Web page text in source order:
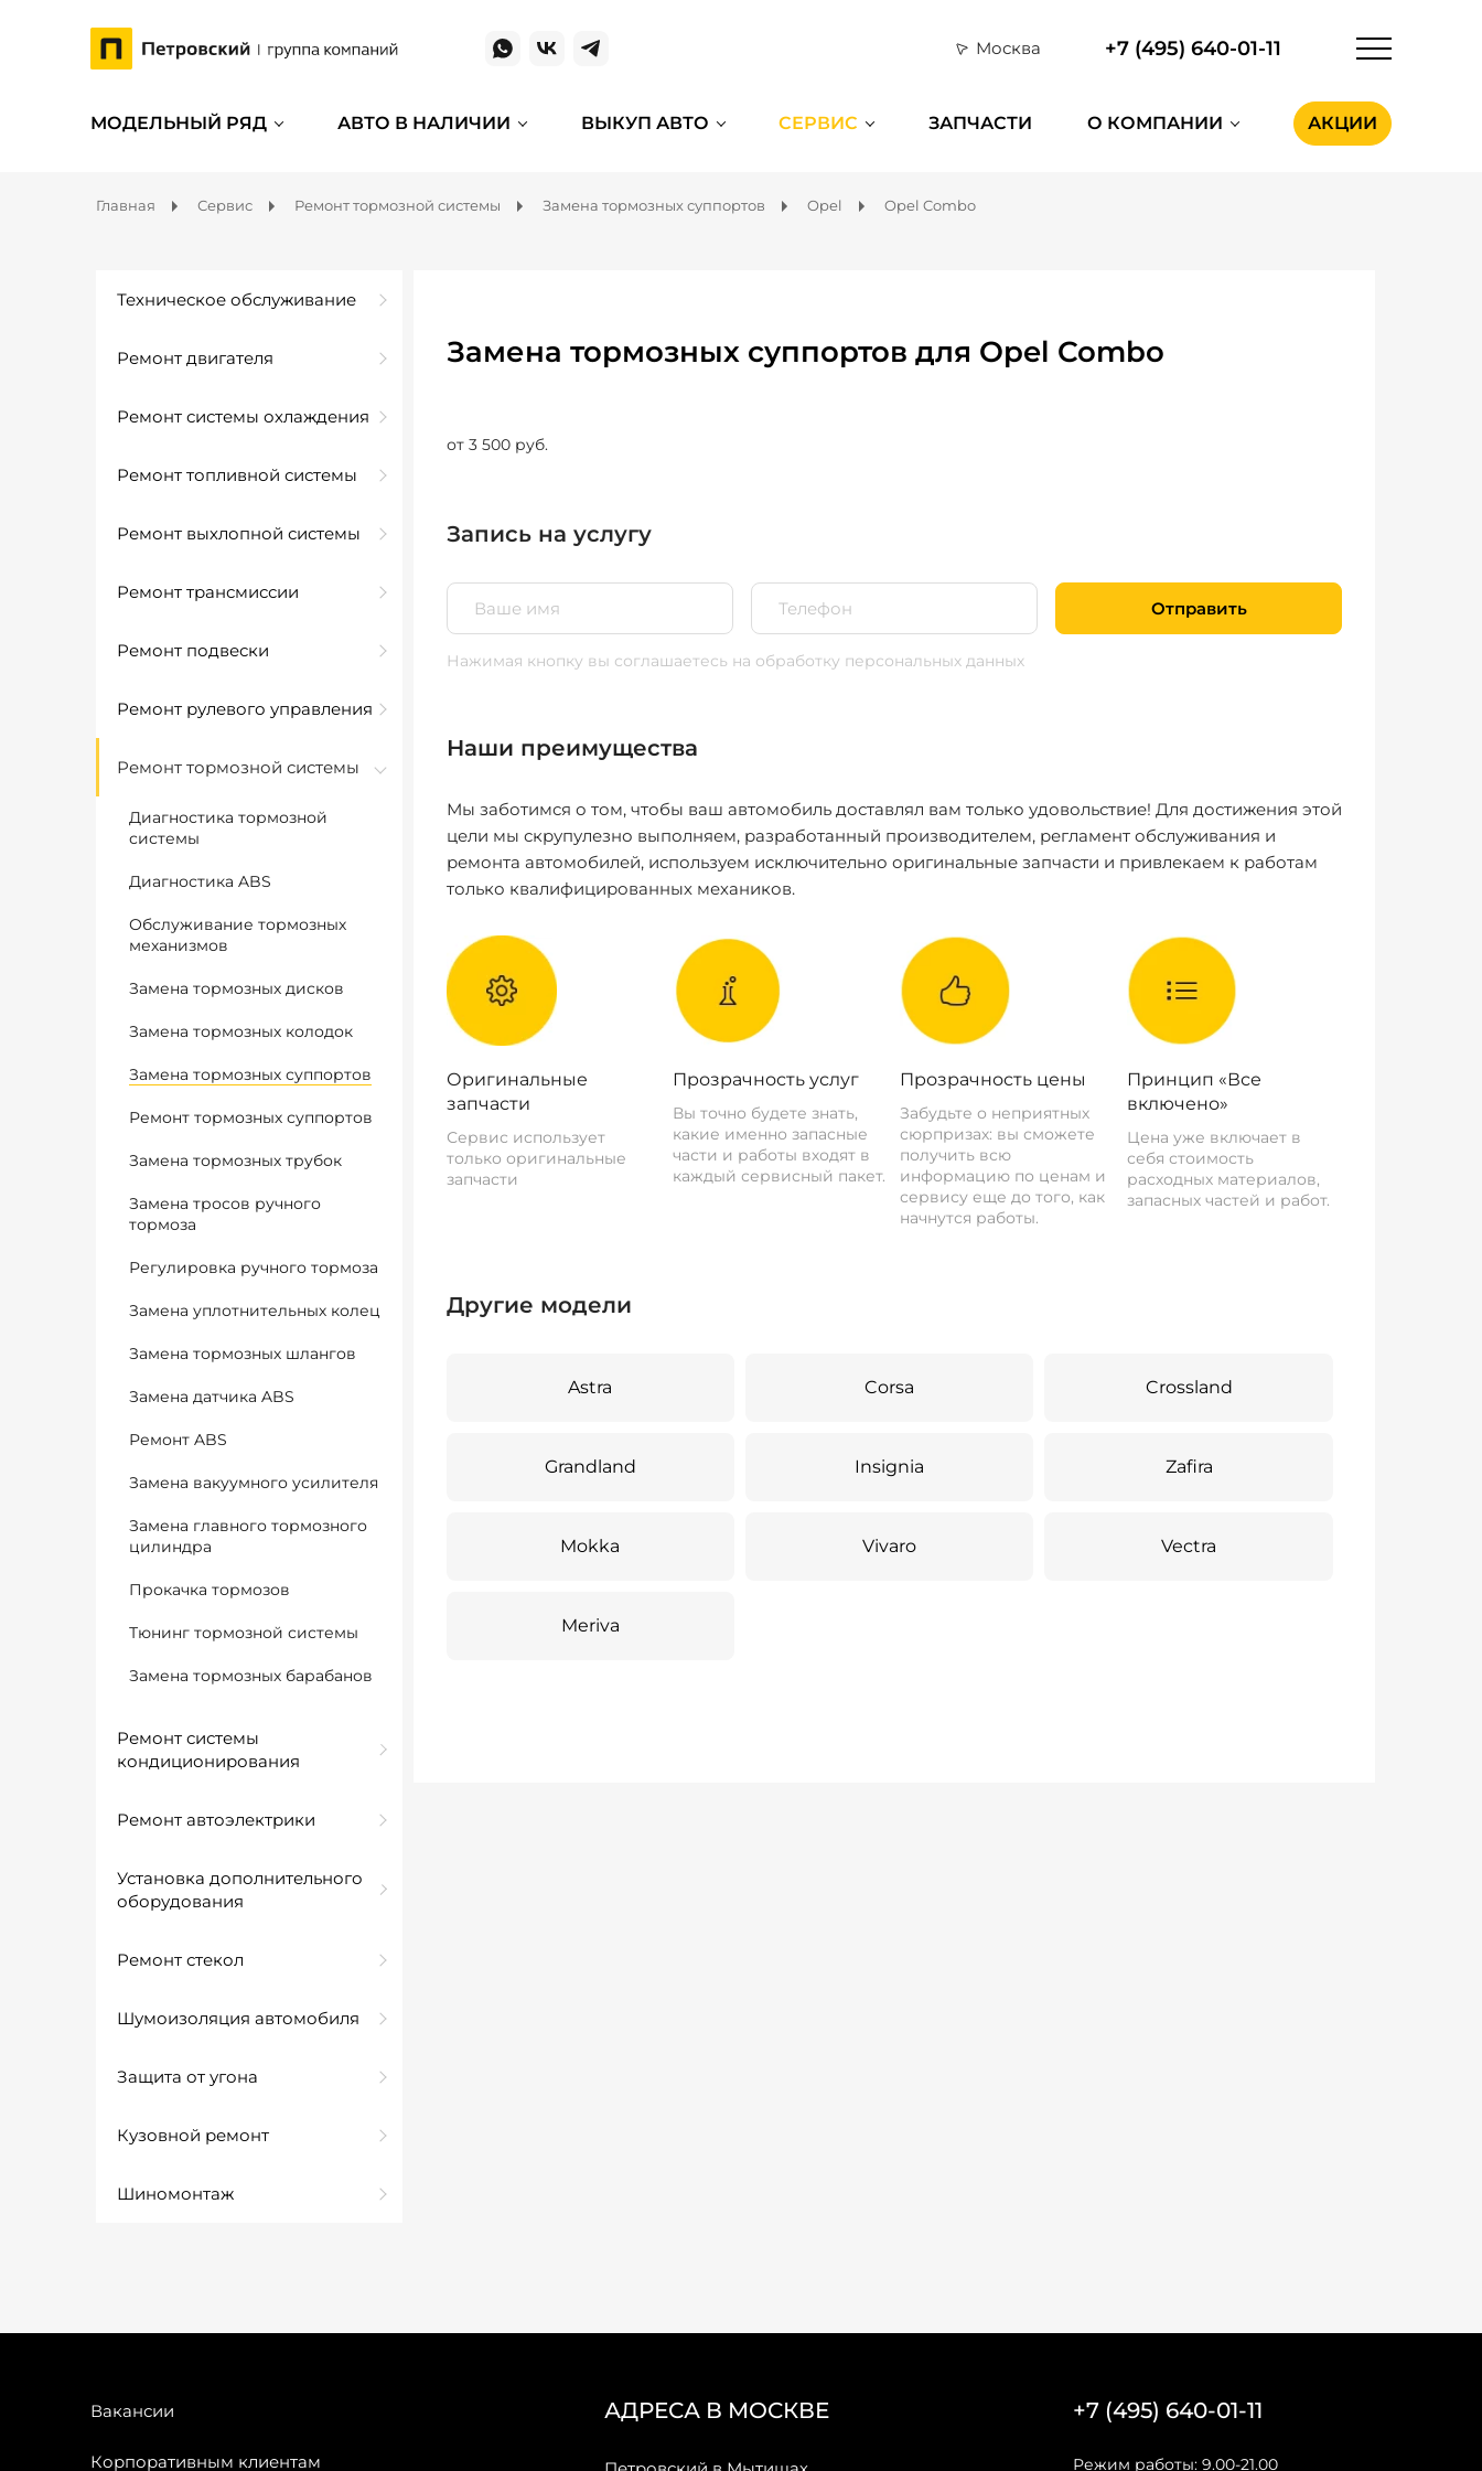
Москва +7 (495) 640-01-11
МОДЕЛЬНЫЙ РЯД АВТО В НАЛИЧИИ ВЫКУП АВТО СЕРВИС ЗАПЧАСТИ О КОМПАНИИ АКЦИИ
Главная Сервис Ремонт тормозной системы Замена тормозных суппортов Opel Opel Combo
Техническое обслуживание
Ремонт двигателя
Ремонт системы охлаждения
Ремонт топливной системы
Ремонт выхлопной системы
Ремонт трансмиссии
Ремонт подвески
Ремонт рулевого управления
Ремонт тормозной системы
Диагностика тормозной
системы
Диагностика ABS
Обслуживание тормозных
механизмов
Замена тормозных дисков
Замена тормозных колодок
Замена тормозных суппортов
Ремонт тормозных суппортов
Замена тормозных трубок
Замена тросов ручного
тормоза
Регулировка ручного тормоза
Замена уплотнительных колец
Замена тормозных шлангов
Замена датчика ABS
Ремонт ABS
Замена вакуумного усилителя
Замена главного тормозного
цилиндра
Прокачка тормозов
Тюнинг тормозной системы
Замена тормозных барабанов
Ремонт системы
кондиционирования
Ремонт автоэлектрики
Установка дополнительного
оборудования
Ремонт стекол
Шумоизоляция автомобиля
Защита от угона
Кузовной ремонт
Шиномонтаж
Замена тормозных суппортов для Opel Combo
от 3 500 руб.
Запись на услугу
Отправить
Нажимая кнопку вы соглашаетесь на обработку персональных данных
Наши преимущества
Мы заботимся о том, чтобы ваш автомобиль доставлял вам только удовольствие! Для достижения этой
цели мы скрупулезно выполняем, разработанный производителем, регламент обслуживания и
ремонта автомобилей, используем исключительно оригинальные запчасти и привлекаем к работам
только квалифицированных механиков.
Оригинальные
запчасти
Сервис использует
только оригинальные
запчасти
Прозрачность услуг
Вы точно будете знать,
какие именно запасные
части и работы входят в
каждый сервисный пакет.
Прозрачность цены
Забудьте о неприятных
сюрпризах: вы сможете
получить всю
информацию по ценам и
сервису еще до того, как
начнутся работы.
Принцип «Все
включено»
Цена уже включает в
себя стоимость
расходных материалов,
запасных частей и работ.
Другие модели
Astra Corsa Crossland
Grandland Insignia Zafira
Mokka Vivaro Vectra
Meriva
Вакансии
Корпоративным клиентам
АДРЕСА В МОСКВЕ +7 (495) 640-01-11
Режим работы: 9.00-21.00